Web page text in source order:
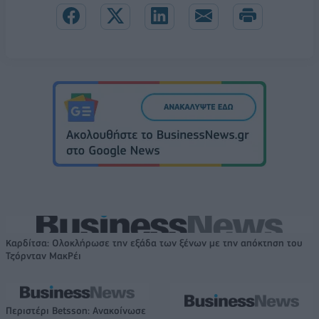
Καρδίτσα: Ολοκλήρωσε την εξάδα των ξένων με την απόκτηση του
Τζόρνταν ΜακΡέι
Περιστέρι Betsson: Ανακοίνωσε